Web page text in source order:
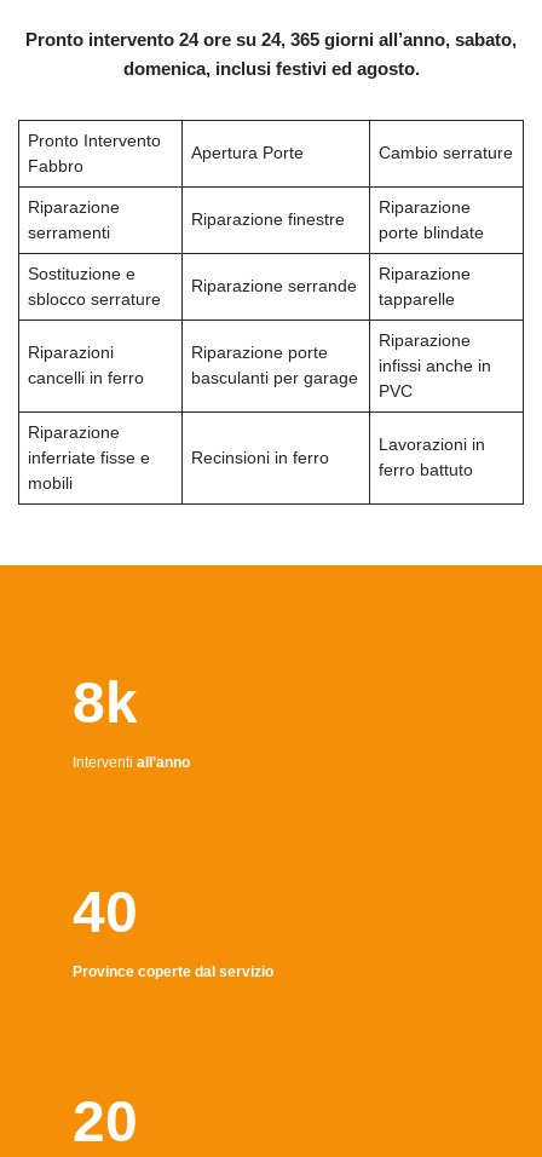
Pronto intervento 24 ore su 24, 365 giorni all’anno, sabato,
domenica, inclusi festivi ed agosto.
Pronto Intervento
Fabbro
Apertura Porte Cambio serrature
Riparazione
serramenti
Riparazione finestre
Riparazione
porte blindate
Sostituzione e
sblocco serrature
Riparazione serrande
Riparazione
tapparelle
Riparazioni
cancelli in ferro
Riparazione porte
basculanti per garage
Riparazione
infissi anche in
PVC
Riparazione
inferriate fisse e
mobili
Recinsioni in ferro
Lavorazioni in
ferro battuto
8k
Interventi all’anno
40
Province coperte dal servizio
20